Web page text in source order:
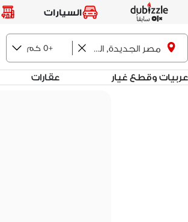
السيارات
مصر الجديدة, القاهرة +0 كم
عربيات وقطع غيار عقارات